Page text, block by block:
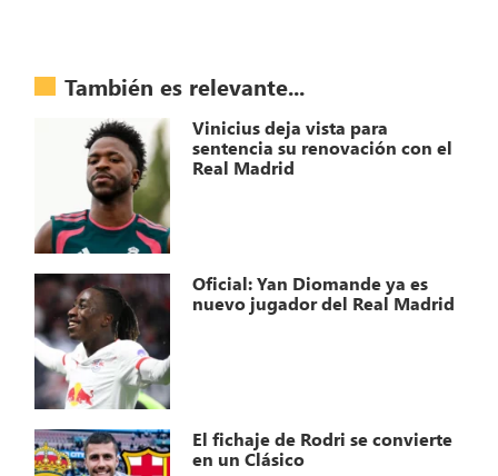
También es relevante...
Vinicius deja vista para
sentencia su renovación con el
Real Madrid
Oficial: Yan Diomande ya es
nuevo jugador del Real Madrid
El fichaje de Rodri se convierte
en un Clásico